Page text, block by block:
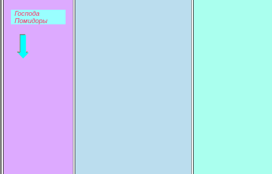
Господа
Помидоры